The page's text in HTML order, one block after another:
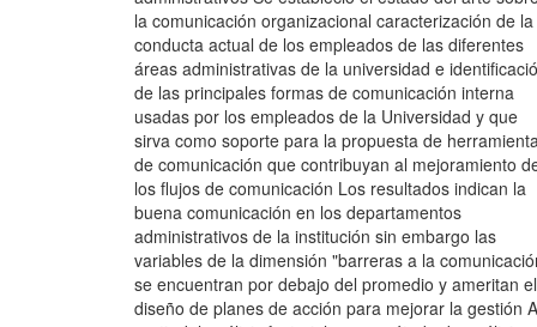
la comunicación organizacional caracterización de la
conducta actual de los empleados de las diferentes
áreas administrativas de la universidad e
de las principales formas de comunicación interna
usadas por los empleados de la Universidad y que
sirva como soporte para la propuesta de
de comunicación que contribuyan al mejoramiento
los flujos de comunicación Los resultados indican la
buena comunicación en los departamentos
administrativos de la institución sin embargo las
variables de la dimensión "barreras a la
se encuentran por debajo del promedio y ameritan el
diseño de planes de acción para mejorar la gestión A